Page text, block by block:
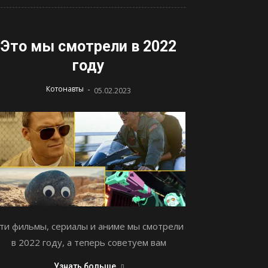
Это мы смотрели в 2022
году
Котонавты - 05.02.2023
фильмы, сериалы и аниме мы смотрели
в 2022 году, а теперь советуем вам